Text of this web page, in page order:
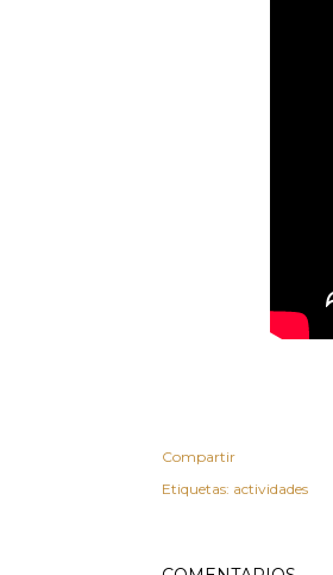
Compartir
Etiquetas: actividades